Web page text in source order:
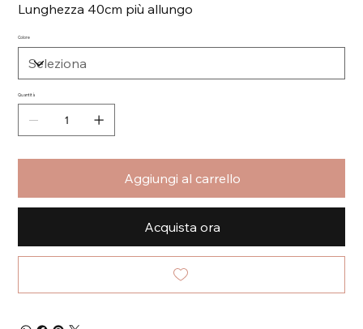
Lunghezza 40cm più allungo
Colore
Quantità
Aggiungi al carrello
Acquista ora